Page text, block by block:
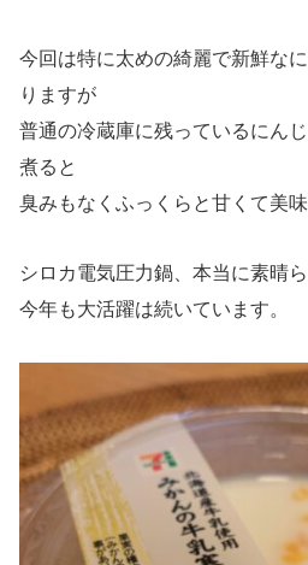
今回は特に太めの綺麗で新鮮な
りますが
普通の冷蔵庫に残っているにん
煮ると
臭みもなくふっくらと甘くて美
シロカ電気圧力鍋、本当に素晴ら
今年も大活躍は続いています。